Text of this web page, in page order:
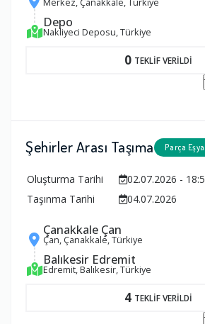
Depo
Nakliyeci Deposu, Türkiye
0 TEKLİF VERİLDİ
Şehirler Arası Taşıma Parça Eşya
Oluşturma Tarihi
02.07.2026 -
Taşınma Tarihi
04.07.2026
Çanakkale Çan
Çan, Çanakkale, Türkiye
Balıkesir Edremit
Edremit, Balıkesir, Türkiye
4 TEKLİF VERİLDİ